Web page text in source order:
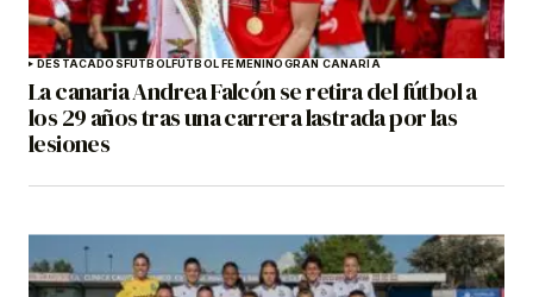
DESTACADOS FÚTBOLFÚTBOL FEMENINOGRAN CANARIA
La canaria Andrea Falcón se retira del fútbol a
los 29 años tras una carrera lastrada por las
lesiones